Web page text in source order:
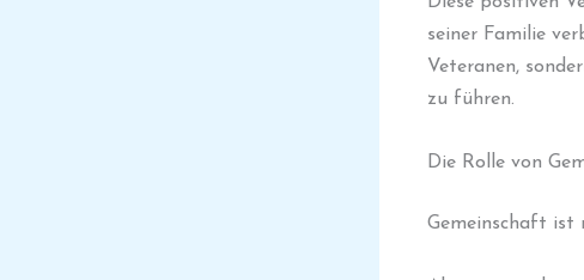
seiner Familie
Veteranen,
zu führen.
Die Rolle von
Gemeinschaft ist